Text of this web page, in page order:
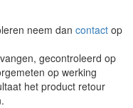
neem dan contact op
gecontroleerd op
op werking
het product retour